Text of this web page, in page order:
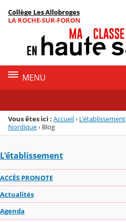
Menu de la rubrique
Contenu
Collège Les Allobroges
LA ROCHE-SUR-FORON
MENU
Vous êtes ici : Accueil› L'établissement
Nordique› Blog
L'établissement
ACCÈS PRONOTE
Actualités
Agenda